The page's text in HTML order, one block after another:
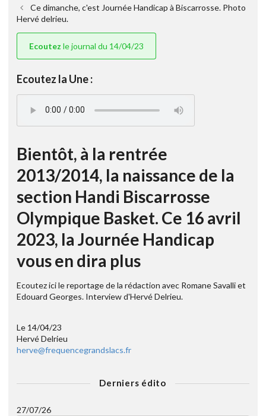
Ce dimanche, c'est Journée Handicap à Biscarrosse. Photo
Hervé delrieu.
Ecoutez le journal du 14/04/23
Ecoutez la Une :
Bientôt, à la rentrée
2013/2014, la naissance de la
section Handi Biscarrosse
Olympique Basket. Ce 16 avril
2023, la Journée Handicap
vous en dira plus
Ecoutez ici le reportage de la rédaction avec Romane Savalli et
Edouard Georges. Interview d'Hervé Delrieu.
Le 14/04/23
Hervé Delrieu
herve@frequencegrandslacs.fr
Derniers édito
27/07/26